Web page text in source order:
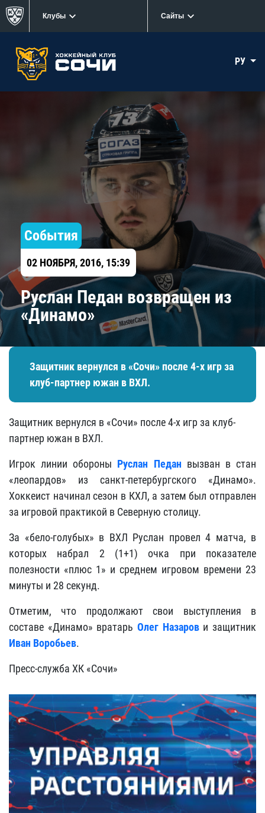
Клубы Сайты
РУ
События
02 НОЯБРЯ, 2016, 15:39
Руслан Педан возвращен из
«Динамо»
Защитник вернулся в «Сочи» после 4-х игр за
клуб-партнер южан в ВХЛ.
Защитник вернулся в «Сочи» после 4-х игр за клуб-
партнер южан в ВХЛ.
Игрок линии обороны Руслан Педан вызван в стан
«леопардов» из санкт-петербургского «Динамо».
Хоккеист начинал сезон в КХЛ, а затем был отправлен
за игровой практикой в Северную столицу.
За «бело-голубых» в ВХЛ Руслан провел 4 матча, в
которых набрал 2 (1+1) очка при показателе
полезности «плюс 1» и среднем игровом времени 23
минуты и 28 секунд.
Отметим, что продолжают свои выступления в
составе «Динамо» вратарь Олег Назарови защитник
Иван Воробьев.
Пресс-служба ХК «Сочи»